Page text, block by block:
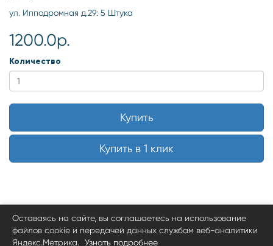
ул. Ипподромная д.29: 5 Штука
1200.0р.
Количество
Купить
Купить в 1 клик
Оставаясь на сайте, вы соглашаетесь на использование
файлов cookie и передачей данных службам веб-аналитики
Яндекс.Метрика.
Узнать подробнее